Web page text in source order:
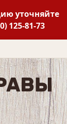
уточняйте
125-81-73